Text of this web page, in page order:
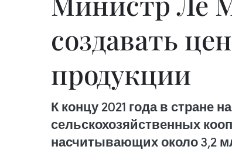
создавать
продукции
К концу 2021 года в стране
сельскохозяйственных
насчитывающих около 3,2